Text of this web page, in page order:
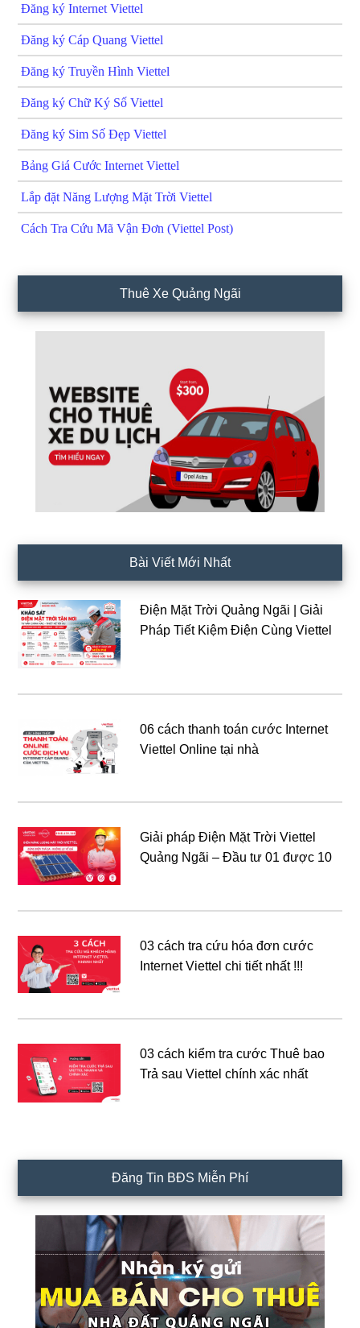
Đăng ký Internet Viettel
Đăng ký Cáp Quang Viettel
Đăng ký Truyền Hình Viettel
Đăng ký Chữ Ký Số Viettel
Đăng ký Sim Số Đẹp Viettel
Bảng Giá Cước Internet Viettel
Lắp đặt Năng Lượng Mặt Trời Viettel
Cách Tra Cứu Mã Vận Đơn (Viettel Post)
Thuê Xe Quảng Ngãi
Bài Viết Mới Nhất
Điện Mặt Trời Quảng Ngãi | Giải
Pháp Tiết Kiệm Điện Cùng Viettel
06 cách thanh toán cước Internet
Viettel Online tại nhà
Giải pháp Điện Mặt Trời Viettel
Quảng Ngãi – Đầu tư 01 được 10
03 cách tra cứu hóa đơn cước
Internet Viettel chi tiết nhất !!!
03 cách kiểm tra cước Thuê bao
Trả sau Viettel chính xác nhất
Đăng Tin BĐS Miễn Phí